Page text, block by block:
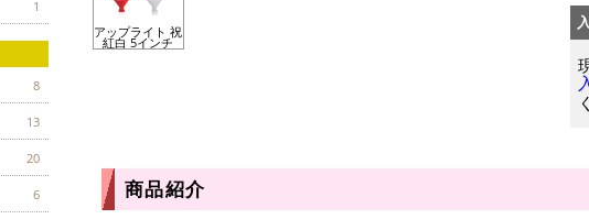
1
8
13
20
6
アップライト 祝
紅白 5インチ
商品紹介